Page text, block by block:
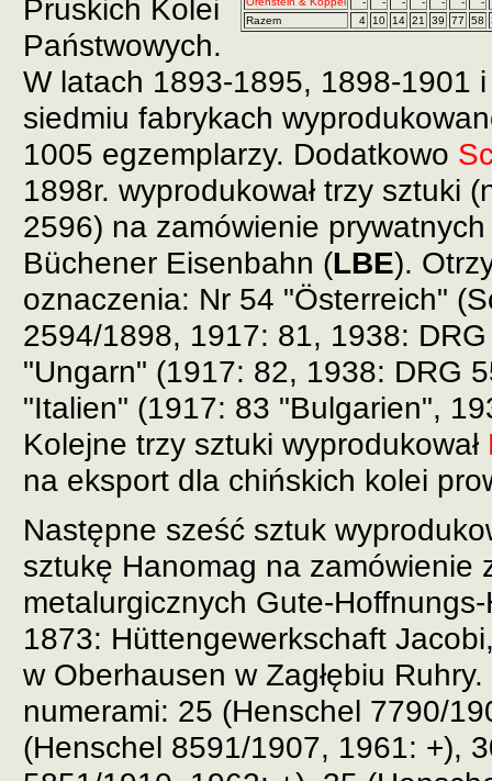
Razem
4 10 14 21 39 77 58
Pruskich Kolei
Państwowych.
W latach 1893-1895, 1898-1901
siedmiu fabrykach
1005 egzemplarzy. Dodatkowo
1898r. wyprodukował trzy sztuki
2596) na zamówienie
Büchener Eisenbahn (LBE).
oznaczenia: Nr 54 "Österreich"
2594/1898, 1917: 81, 1938:
"Ungarn" (1917: 82, 1938: DRG
"Italien" (1917: 83 "Bulgarien",
Kolejne trzy sztuki wyprodukował
na eksport dla chińskich kolei
Następne sześć sztuk
sztukę Hanomag na zamówienie
metalurgicznych Gute-
1873: Hüttengewerkschaft
w Oberhausen w Zagłębiu
numerami: 25 (Henschel 7790/
(Henschel 8591/1907, 1961: +),